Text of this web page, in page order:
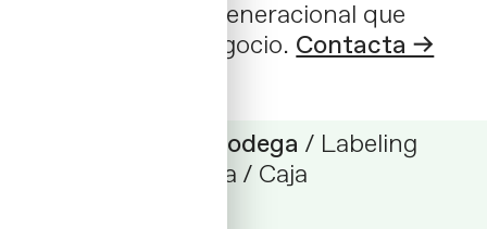
nueva agricultura generacional que
transformará el negocio. Contacta →
Universo Ferris _ Bodega / Labeling
Packaging: Etiqueta / Caja